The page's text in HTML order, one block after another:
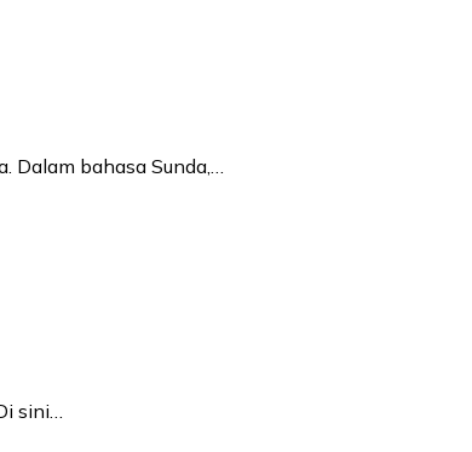
bahasa Sunda,…
sini…